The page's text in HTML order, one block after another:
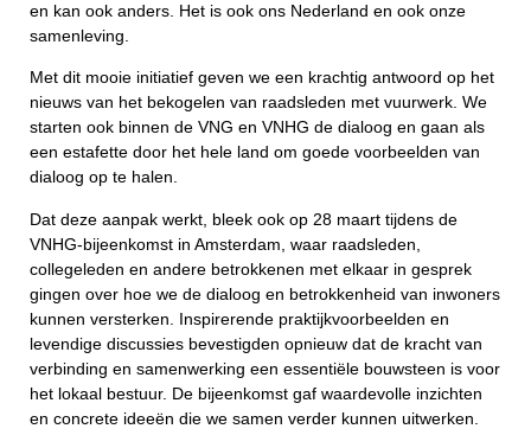
en kan ook anders. Het is ook ons Nederland en ook onze
samenleving.
Met dit mooie initiatief geven we een krachtig antwoord op het
nieuws van het bekogelen van raadsleden met vuurwerk. We
starten ook binnen de VNG en VNHG de dialoog en gaan als
een estafette door het hele land om goede voorbeelden van
dialoog op te halen.
Dat deze aanpak werkt, bleek ook op 28 maart tijdens de
VNHG-bijeenkomst in Amsterdam, waar raadsleden,
collegeleden en andere betrokkenen met elkaar in gesprek
gingen over hoe we de dialoog en betrokkenheid van inwoners
kunnen versterken. Inspirerende praktijkvoorbeelden en
levendige discussies bevestigden opnieuw dat de kracht van
verbinding en samenwerking een essentiële bouwsteen is voor
het lokaal bestuur. De bijeenkomst gaf waardevolle inzichten
en concrete ideeën die we samen verder kunnen uitwerken.